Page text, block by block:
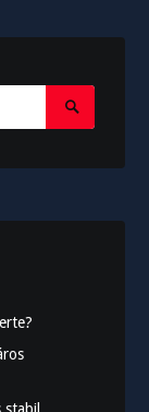
S
a
c